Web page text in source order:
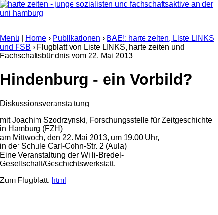
Menü Home › Publikationen › BAE!: harte zeiten, Liste LINKS
und FSB › Flugblatt von Liste LINKS, harte zeiten und
Fachschaftsbündnis vom 22. Mai 2013
Hindenburg - ein Vorbild?
Diskussionsveranstaltung
mit Joachim Szodrzynski, Forschungsstelle für Zeitgeschichte
in Hamburg (FZH)
am Mittwoch, den 22. Mai 2013, um 19.00 Uhr,
in der Schule Carl-Cohn-Str. 2 (Aula)
Eine Veranstaltung der Willi-Bredel-
Gesellschaft/Geschichtswerkstatt.
Zum Flugblatt: html